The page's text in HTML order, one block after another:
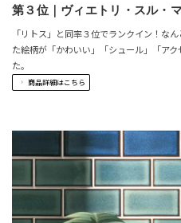
第３位｜ヴィエトリ・スル・
「リトス」と同率３位でランクイン！な
た絵柄が「かわいい」「シュール」「ア
た。
商品詳細はこちら